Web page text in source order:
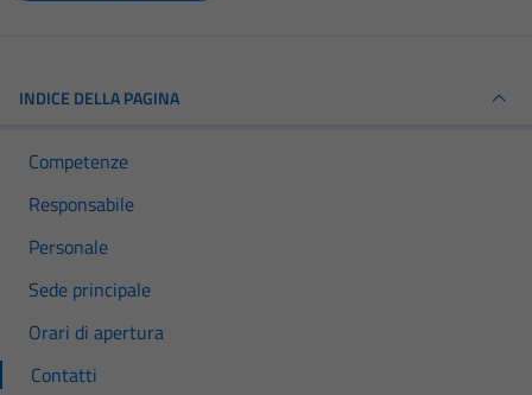
INDICE DELLA PAGINA
Competenze
Responsabile
Personale
Sede principale
Orari di apertura
Contatti